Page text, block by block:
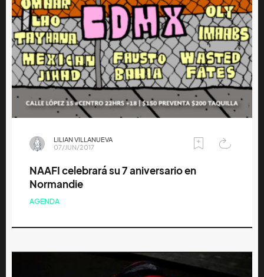
LILIAN VILLANUEVA
07/JUN/2017
NAAFI celebrará su 7 aniversario en
Normandie
AGENDA